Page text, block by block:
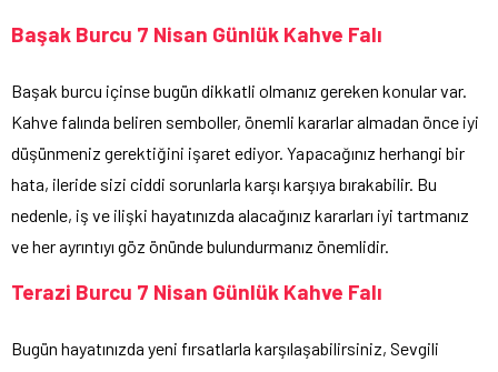
Başak Burcu 7 Nisan Günlük Kahve Falı
Başak burcu içinse bugün dikkatli olmanız gereken konular var.
Kahve falında beliren semboller, önemli kararlar almadan önce iyi
düşünmeniz gerektiğini işaret ediyor. Yapacağınız herhangi bir
hata, ileride sizi ciddi sorunlarla karşı karşıya bırakabilir. Bu
nedenle, iş ve ilişki hayatınızda alacağınız kararları iyi tartmanız
ve her ayrıntıyı göz önünde bulundurmanız önemlidir.
Terazi Burcu 7 Nisan Günlük Kahve Falı
Bugün hayatınızda yeni fırsatlarla karşılaşabilirsiniz, Sevgili